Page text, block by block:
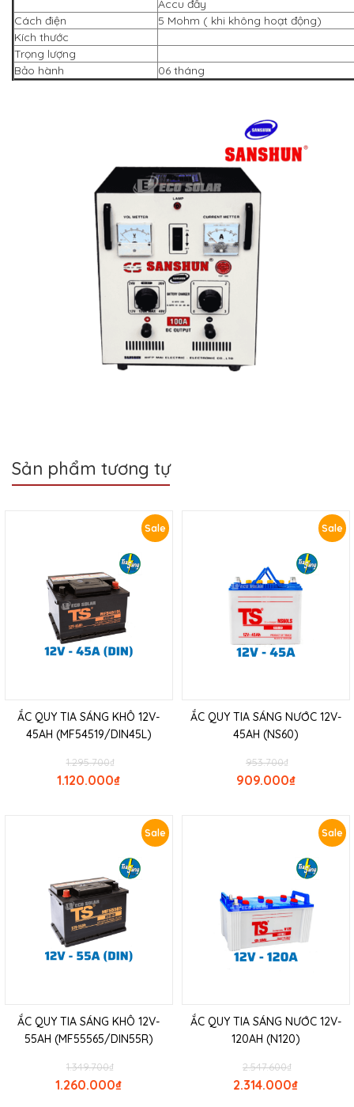
Accu đầy
Cách điện
5 Mohm ( khi không hoạt động)
Kích thước
Trọng lượng
Bảo hành
06 tháng
Sản phẩm tương tự
Sale
ẮC QUY TIA SÁNG KHÔ 12V-
45AH (MF54519/DIN45L)
₫
1.295.700
₫
1.120.000
Sale
ẮC QUY TIA SÁNG NƯỚC 12V-
45AH (NS60)
₫
953.700
₫
909.000
Sale
ẮC QUY TIA SÁNG KHÔ 12V-
55AH (MF55565/DIN55R)
₫
1.349.700
₫
1.260.000
Sale
ẮC QUY TIA SÁNG NƯỚC 12V-
120AH (N120)
₫
2.547.600
₫
2.314.000